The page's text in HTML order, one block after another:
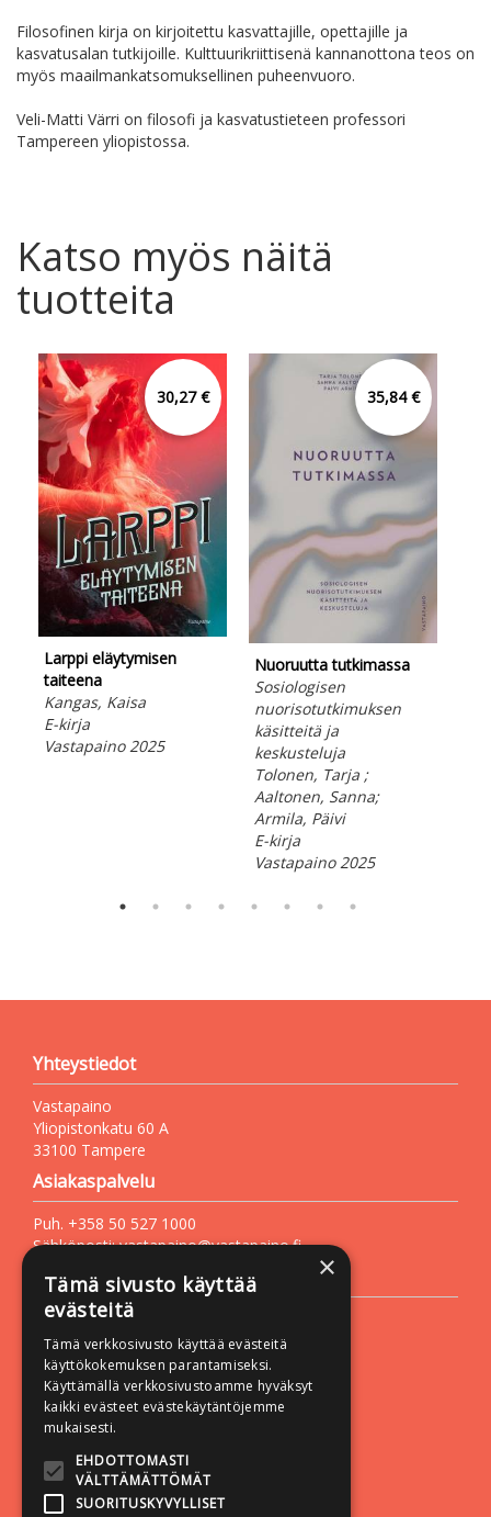
Filosofinen kirja on kirjoitettu kasvattajille, opettajille ja
kasvatusalan tutkijoille. Kulttuurikriittisenä kannanottona teos on
myös maailmankatsomuksellinen puheenvuoro.
Veli-Matti Värri on filosofi ja kasvatustieteen professori
Tampereen yliopistossa.
Katso myös näitä
tuotteita
30,27 €
Larppi eläytymisen
taiteena
Kangas, Kaisa
E-kirja
Vastapaino 2025
35,84 €
Nuoruutta tutkimassa
Sosiologisen
nuorisotutkimuksen
käsitteitä ja
keskusteluja
Tolonen, Tarja ;
Aaltonen, Sanna;
Armila, Päivi
E-kirja
Vastapaino 2025
Yhteystiedot
Vastapaino
Yliopistonkatu 60 A
33100 Tampere
Asiakaspalvelu
Puh. +358 50 527 1000
Sähköposti:vastapaino@vastapaino.fi
Lisätietoa
Toimitusehdot
Käyttöohjeet
Tietosuojaseloste
Saavutettavuusseloste
×
Tämä sivusto käyttää
evästeitä
Tämä verkkosivusto käyttää evästeitä
käyttökokemuksen parantamiseksi.
Käyttämällä verkkosivustoamme hyväksyt
kaikki evästeet evästekäytäntöjemme
mukaisesti.
EHDOTTOMASTI
VÄLTTÄMÄTTÖMÄT
SUORITUSKYVYLLISET